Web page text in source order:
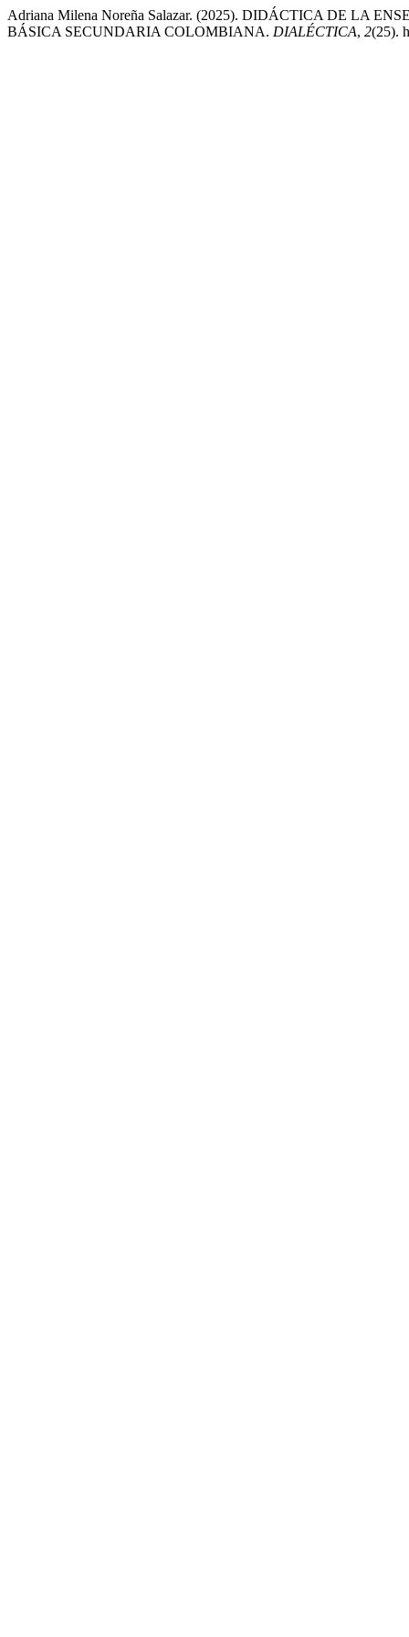
Adriana Milena Noreña Salazar. (2025). DIDÁCTICA DE LA
BÁSICA SECUNDARIA COLOMBIANA. DIALÉCTICA, 2(25).